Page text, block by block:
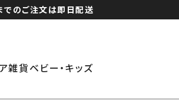
でのご注文は即日配送
雑貨ベビー・キッズ